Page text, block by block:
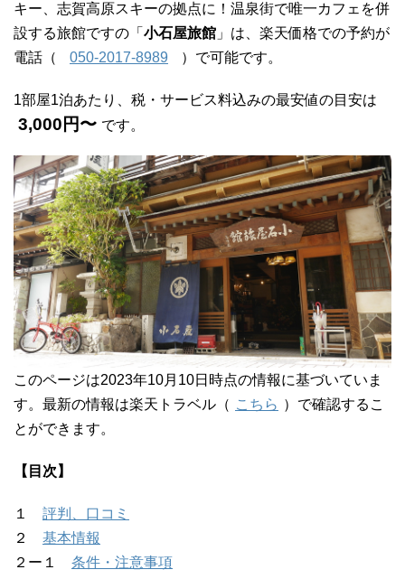
キー、志賀高原スキーの拠点に！温泉街で唯一カフェを併
設する旅館ですの「 小石屋旅館 」は、楽天価格での予約が
電話（
050-2017-8989 ）で可能です。
1部屋1泊あたり、税・サービス料込みの最安値の目安は
3,000円〜 です。
このページは2023年10月10日時点の情報に基づいていま
す。最新の情報は楽天トラベル（ こちら ）で確認するこ
とができます。
【目次】
１ 評判、口コミ
２ 基本情報
２ー１ 条件・注意事項